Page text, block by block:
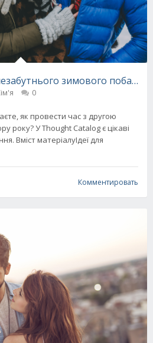
зимового
0
як провести час з другою
року? У Thought Сatalog є цікаві
Вміст матеріалуІдеї для
Комментировать